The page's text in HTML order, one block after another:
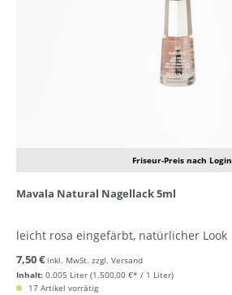
Friseur-Preis nach Login
Mavala Natural Nagellack 5ml
leicht rosa eingefärbt, natürlicher Look
Inhalt: 0.005 Liter (1.500,00 €* / 1 Liter)
7,50 € inkl. MwSt. zzgl. Versand
17 Artikel vorrätig